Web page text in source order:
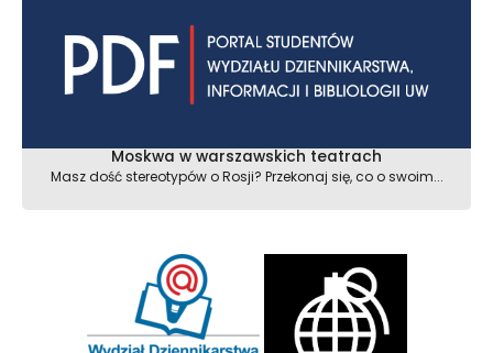
Moskwa w warszawskich teatrach
Masz dość stereotypów o Rosji? Przekonaj się, co o swoim...